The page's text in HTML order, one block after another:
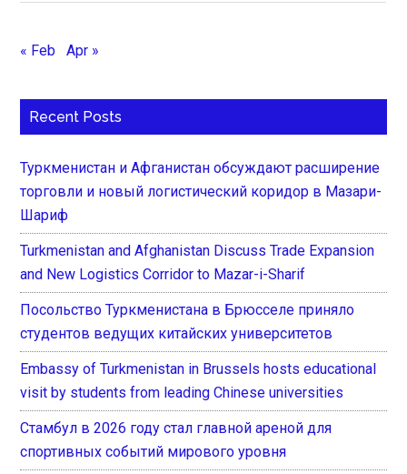
« Feb Apr »
Recent Posts
Туркменистан и Афганистан обсуждают расширение
торговли и новый логистический коридор в Мазари-
Шариф
Turkmenistan and Afghanistan Discuss Trade Expansion
and New Logistics Corridor to Mazar-i-Sharif
Посольство Туркменистана в Брюсселе приняло
студентов ведущих китайских университетов
Embassy of Turkmenistan in Brussels hosts educational
visit by students from leading Chinese universities
Стамбул в 2026 году стал главной ареной для
спортивных событий мирового уровня